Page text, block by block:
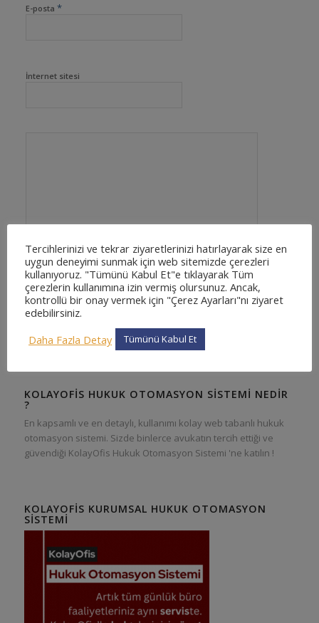
E-posta *
İnternet sitesi
KOLAYOFIS HUKUK OTOMASYON SISTEMI NEDIR
?
En kapsamlı ve en detaylı, kullanımı kolay web tabanlı hukuk
otomasyon sistemi. Sizde binlerce avukatın tercih ettiği ve
güvendiği KolayOfis Hukuk Otomasyon Sistemi 'ne katılın !
KOLAYOFIS KURUMSAL HUKUK OTOMASYON
SISTEMI
Tercihlerinizi ve tekrar ziyaretlerinizi hatırlayarak size en
uygun deneyimi sunmak için web sitemizde çerezleri
kullanıyoruz. "Tümünü Kabul Et"e tıklayarak Tüm
çerezlerin kullanımına izin vermiş olursunuz. Ancak,
kontrollü bir onay vermek için "Çerez Ayarları"nı ziyaret
edebilirsiniz.
Daha Fazla Detay
Tümünü Kabul Et